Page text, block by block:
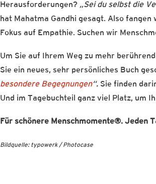
Herausforderungen? „Sei du selbst die
hat Mahatma Gandhi gesagt. Also
Fokus auf Empathie. Suchen wir
Um Sie auf Ihrem Weg zu mehr
Sie ein neues, sehr persönliches Buch
besondere Begegnungen“. Sie finden
Und im Tagebuchteil ganz viel Platz, um
Für schönere Menschmomente®. Jeden
Bildquelle: typowerk / Photocase